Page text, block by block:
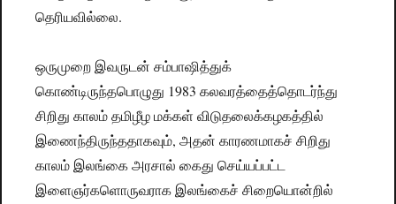
தெரியவில்லை.
ஒருமுறை இவருடன் சம்பாஷித்துக்
கொண்டிருந்தபொழுது 1983 கலவரத்தைத்தொடர்ந்து
சிறிது காலம் தமிழீழ மக்கள் விடுதலைக்கழகத்தில்
இணைந்திருந்ததாகவும், அதன் காரணமாகச் சிறிது
காலம் இலங்கை அரசால் கைது செய்யப்பட்ட
இளைஞர்களொருவராக இலங்கைச் சிறையொன்றில்